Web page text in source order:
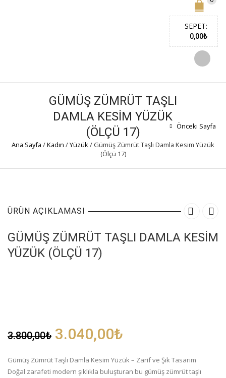
SEPET:
0,00₺
GÜMÜŞ ZÜMRÜT TAŞLI
DAMLA KESIM YÜZÜK
(ÖLÇÜ 17)
Ana Sayfa /Kadın /Yüzük/ Gümüş Zümrüt Taşlı Damla Kesim Yüzük
(Ölçü 17)
Önceki Sayfa
ÜRÜN AÇIKLAMASI
GÜMÜŞ ZÜMRÜT TAŞLI DAMLA KESIM
YÜZÜK (ÖLÇÜ 17)
3.800,00₺ 3.040,00₺
Gümüş Zümrüt Taşlı Damla Kesim Yüzük – Zarif ve Şık Tasarım
Doğal zarafeti modern şıklıkla buluşturan bu gümüş zümrüt taşlı